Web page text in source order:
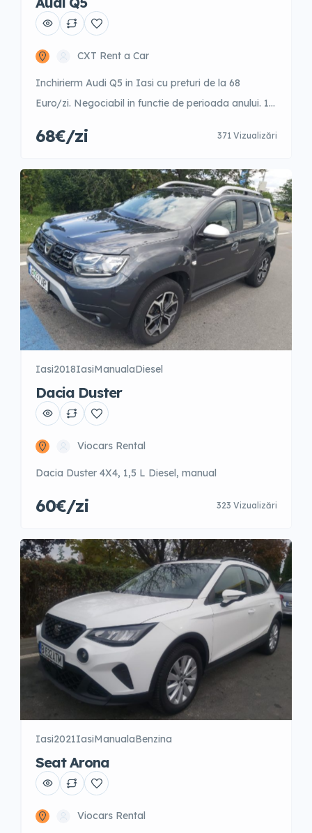
CXT Rent a Car
Inchirierm Audi Q5 in Iasi cu preturi de la 68
Euro/zi. Negociabil in functie de perioada anului. 1-
84 Euro/zi 16-21 zile – 75 Euro/zi 22-30 zile – 70
Posibilitate fara garantie cu un […]
68€/zi 371 Vizualizări
Iasi2018IasiManualaDiesel
Dacia Duster
Viocars Rental
Dacia Duster 4X4, 1,5 L Diesel, manual
60€/zi 323 Vizualizări
Iasi2021IasiManualaBenzina
Seat Arona
Viocars Rental